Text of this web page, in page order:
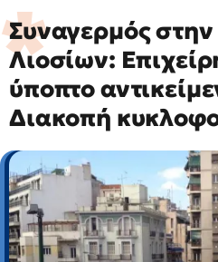
Συναγερμός
Λιοσίων:
ύποπτο
Διακοπή